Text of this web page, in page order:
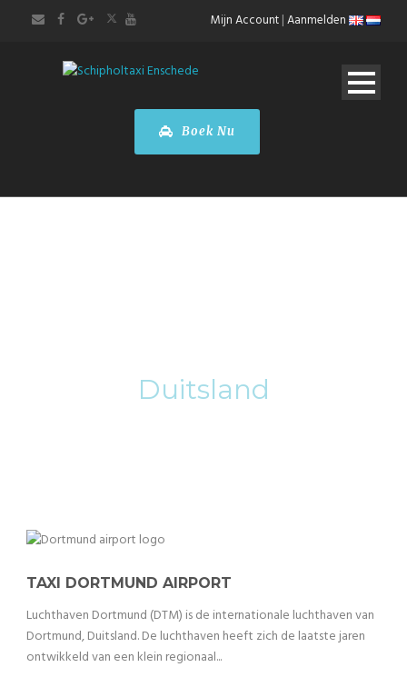
Mijn Account|Aanmelden
Boek Nu
Duitsland
TAXI DORTMUND AIRPORT
Luchthaven Dortmund (DTM) is de internationale luchthaven van
Dortmund, Duitsland. De luchthaven heeft zich de laatste jaren
ontwikkeld van een klein regionaal...